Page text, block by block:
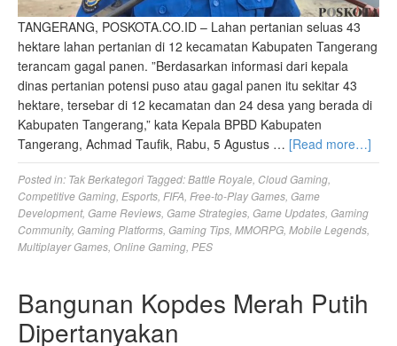
‎TANGERANG, POSKOTA.CO.ID – Lahan pertanian seluas 43
hektare lahan pertanian di 12 kecamatan Kabupaten Tangerang
terancam gagal panen. ‎”Berdasarkan informasi dari kepala
dinas pertanian potensi puso atau gagal panen itu sekitar 43
hektare, tersebar di 12 kecamatan dan 24 desa yang berada di
Kabupaten Tangerang,” kata ‎Kepala BPBD Kabupaten
Tangerang, Achmad Taufik, Rabu, 5 Agustus … [Read more…]
Posted in: Tak Berkategori Tagged:Battle Royale, Cloud Gaming,
Competitive Gaming, Esports, FIFA, Free-to-Play Games, Game
Development, Game Reviews, Game Strategies, Game Updates, Gaming
Community, Gaming Platforms, Gaming Tips, MMORPG, Mobile Legends,
Multiplayer Games, Online Gaming, PES
Bangunan Kopdes Merah Putih
Dipertanyakan